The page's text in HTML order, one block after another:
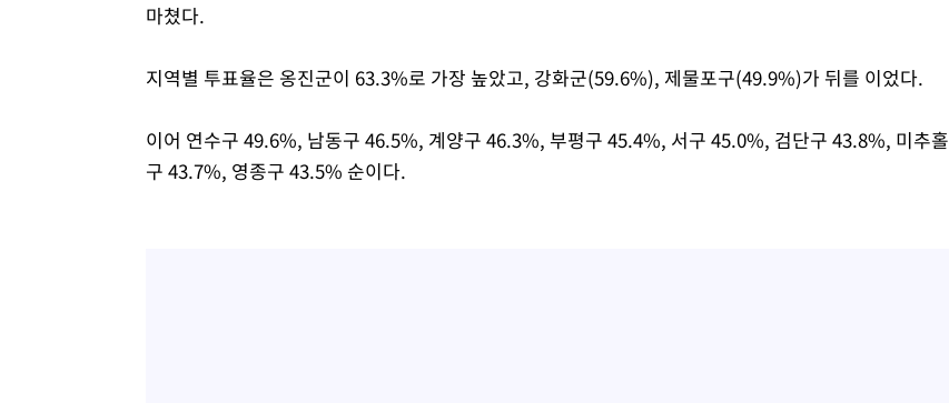
마쳤다.
지역별 투표율은 옹진군이 63.3%로 가장 높았고, 강화군(59.6%), 제물포구(49.9%)가 뒤를 이었다.
이어 연수구 49.6%, 남동구 46.5%, 계양구 46.3%, 부평구 45.4%, 서구 45.0%, 검단구 43.8%, 미추홀
구 43.7%, 영종구 43.5% 순이다.